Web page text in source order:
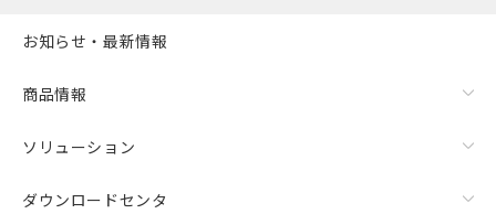
お知らせ・最新情報
商品情報
ソリューション
ダウンロードセンタ